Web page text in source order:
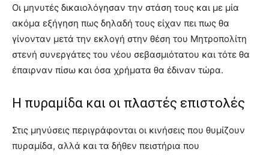
Οι μηνυτές δικαιολόγησαν την στάση τους και με μία
ακόμα εξήγηση πως δηλαδή τους είχαν πει πως θα
γίνονταν μετά την εκλογή στην θέση του Μητροπολίτη
στενή συνεργάτες του νέου σεβασμιότατου και τότε θα
έπαιρναν πίσω και όσα χρήματα θα έδιναν τώρα.
Η πυραμίδα και οι πλαστές επιστολές
Στις μηνύσεις περιγράφονται οι κινήσεις που θυμίζουν
πυραμίδα, αλλά και τα δήθεν πειστήρια που